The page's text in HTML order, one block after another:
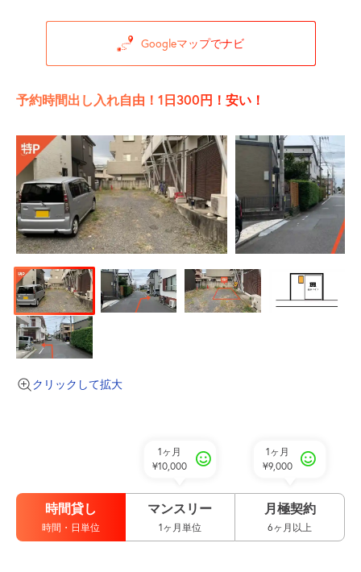
Googleマップでナビ
予約時間出し入れ自由！1日300円！安い！
クリックして拡大
時間貸し
時間・日単位
1ヶ月
¥10,000
マンスリー
1ヶ月単位
1ヶ月
¥9,000
月極契約
6ヶ月以上